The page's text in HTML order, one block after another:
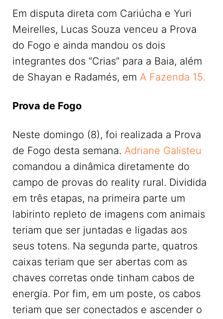
Em disputa direta com Cariúcha e Yuri
Meirelles, Lucas Souza venceu a Prova
do Fogo e ainda mandou os dois
integrantes dos “Crias” para a Baia, além
de Shayan e Radamés, em A Fazenda 15.
Prova de Fogo
Neste domingo (8), foi realizada a Prova
de Fogo desta semana. Adriane Galisteu
comandou a dinâmica diretamente do
campo de provas do reality rural. Dividida
em três etapas, na primeira parte um
labirinto repleto de imagens com animais
teriam que ser juntadas e ligadas aos
seus totens. Na segunda parte, quatros
caixas teriam que ser abertas com as
chaves corretas onde tinham cabos de
energia. Por fim, em um poste, os cabos
teriam que ser conectados e ascender o